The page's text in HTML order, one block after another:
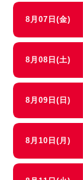
8月07日(金)
8月08日(土)
8月09日(日)
8月10日(月)